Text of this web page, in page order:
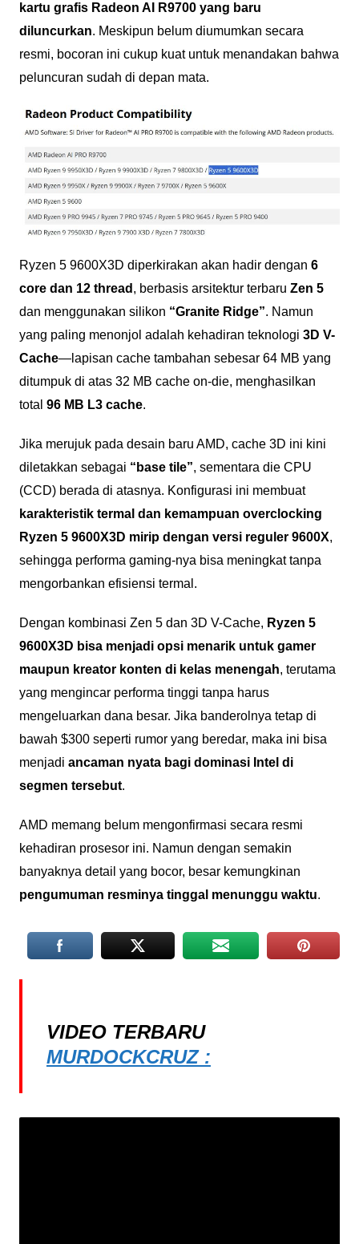
kartu grafis Radeon AI R9700 yang baru
diluncurkan. Meskipun belum diumumkan secara
resmi, bocoran ini cukup kuat untuk menandakan bahwa
peluncuran sudah di depan mata.
Ryzen 5 9600X3D diperkirakan akan hadir dengan 6
core dan 12 thread , berbasis arsitektur terbaru Zen 5
dan menggunakan silikon “Granite Ridge”. Namun
yang paling menonjol adalah kehadiran teknologi 3D V-
Cache—lapisan cache tambahan sebesar 64 MB yang
ditumpuk di atas 32 MB cache on-die, menghasilkan
total 96 MB L3 cache.
Jika merujuk pada desain baru AMD, cache 3D ini kini
diletakkan sebagai “base tile”, sementara die CPU
(CCD) berada di atasnya. Konfigurasi ini membuat
karakteristik termal dan kemampuan overclocking
Ryzen 5 9600X3D mirip dengan versi reguler 9600X,
sehingga performa gaming-nya bisa meningkat tanpa
mengorbankan efisiensi termal.
Dengan kombinasi Zen 5 dan 3D V-Cache, Ryzen 5
9600X3D bisa menjadi opsi menarik untuk gamer
maupun kreator konten di kelas menengah, terutama
yang mengincar performa tinggi tanpa harus
mengeluarkan dana besar. Jika banderolnya tetap di
bawah $300 seperti rumor yang beredar, maka ini bisa
menjadi ancaman nyata bagi dominasi Intel di
segmen tersebut.
AMD memang belum mengonfirmasi secara resmi
kehadiran prosesor ini. Namun dengan semakin
banyaknya detail yang bocor, besar kemungkinan
pengumuman resminya tinggal menunggu waktu.
VIDEO TERBARU
MURDOCKCRUZ :